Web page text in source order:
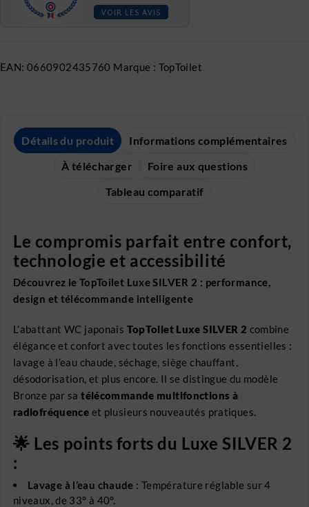
VOIR LES AVIS
EAN: 0660902435760 Marque : TopToilet
Détails du produit
Informations complémentaires
À télécharger
Foire aux questions
Tableau comparatif
Le compromis parfait entre confort,
technologie et accessibilité
Découvrez le TopToilet Luxe SILVER 2 : performance,
design et télécommande intelligente
L’abattant WC japonais TopToilet Luxe SILVER 2 combine
élégance et confort avec toutes les fonctions essentielles :
lavage à l’eau chaude, séchage, siège chauffant,
désodorisation, et plus encore. Il se distingue du modèle
Bronze par satélécommande multifonctions à
radiofréquence et plusieurs nouveautés pratiques.
🌟 Les points forts du Luxe SILVER 2
:
Lavage à l’eau chaude : Température réglable sur 4
niveaux, de 33° à 40°.